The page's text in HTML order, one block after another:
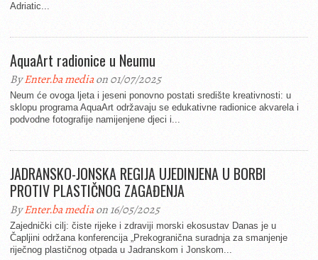
Adriatic...
AquaArt radionice u Neumu
ByEnter.ba mediaon 01/07/2025
Neum će ovoga ljeta i jeseni ponovno postati središte kreativnosti: u
sklopu programa AquaArt održavaju se edukativne radionice akvarela i
podvodne fotografije namijenjene djeci i...
JADRANSKO-JONSKA REGIJA UJEDINJENA U BORBI
PROTIV PLASTIČNOG ZAGAĐENJA
ByEnter.ba mediaon 16/05/2025
Zajednički cilj: čiste rijeke i zdraviji morski ekosustav Danas je u
Čapljini održana konferencija „Prekogranična suradnja za smanjenje
riječnog plastičnog otpada u Jadranskom i Jonskom...